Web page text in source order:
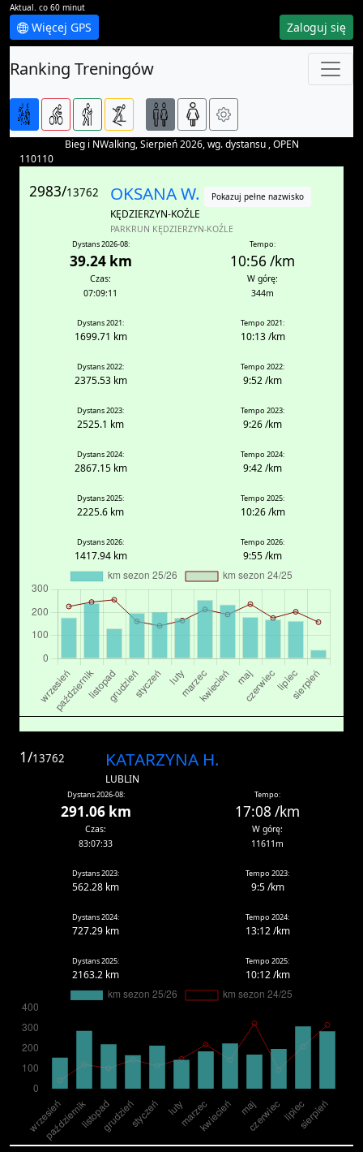
Aktual. co 60 minut
Więcej GPS Zaloguj się
Ranking Treningów
Bieg i NWalking, Sierpień 2026, wg. dystansu , OPEN
110110
2983/13762 OKSANA W. Pokazuj pełne nazwisko
KĘDZIERZYN-KOŹLE
PARKRUN KĘDZIERZYN-KOŹLE
Dystans 2026-08:
39.24 km
Tempo:
10:56 /km
Czas:
07:09:11
W górę:
344m
Dystans 2021:
1699.71 km
Tempo 2021:
10:13 /km
Dystans 2022:
2375.53 km
Tempo 2022:
9:52 /km
Dystans 2023:
2525.1 km
Tempo 2023:
9:26 /km
Dystans 2024:
2867.15 km
Tempo 2024:
9:42 /km
Dystans 2025:
2225.6 km
Tempo 2025:
10:26 /km
Dystans 2026:
1417.94 km
Tempo 2026:
9:55 /km
1/13762 KATARZYNA H.
LUBLIN
Dystans 2026-08:
291.06 km
Tempo:
17:08 /km
Czas:
83:07:33
W górę:
11611m
Dystans 2023:
562.28 km
Tempo 2023:
9:5 /km
Dystans 2024:
727.29 km
Tempo 2024:
13:12 /km
Dystans 2025:
2163.2 km
Tempo 2025:
10:12 /km